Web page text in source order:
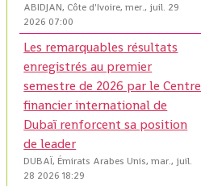
ABIDJAN, Côte d'Ivoire, mer., juil. 29
2026 07:00
Les remarquables résultats
enregistrés au premier
semestre de 2026 par le Centre
financier international de
Dubaï renforcent sa position
de leader
DUBAÏ, Émirats Arabes Unis, mar., juil.
28 2026 18:29